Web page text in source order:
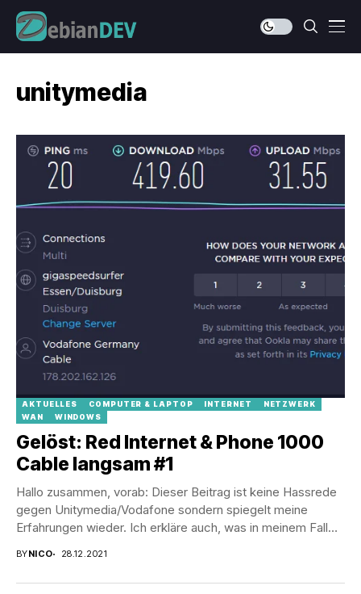
unitymedia
AKTUELLES COMPUTER & LAPTOP INTERNET
NETZWERK
WAN
WINDOWS
Gelöst: Red Internet & Phone 1000
Cable langsam #1
Hallo zusammen, vorab: Dieser Beitrag ist keine Hassrede
gegen Unitymedia/Vodafone sondern spiegelt meine
Erfahrungen wieder. Ich erkläre auch, was in meinem Fall
BYNICO 28.12.2021